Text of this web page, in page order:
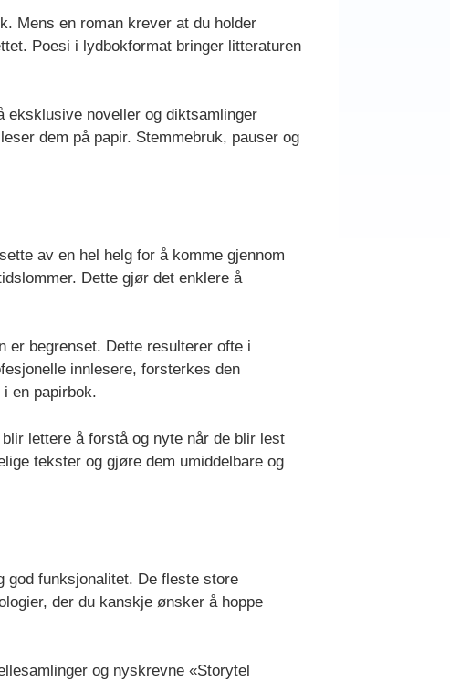
Mens en roman krever at du holder
Poesi i lydbokformat bringer litteraturen
eksklusive noveller og diktsamlinger
dem på papir. Stemmebruk, pauser og
av en hel helg for å komme gjennom
Dette gjør det enklere å
begrenset. Dette resulterer ofte i
innlesere, forsterkes den
en papirbok.
lettere å forstå og nyte når de blir lest
tekster og gjøre dem umiddelbare og
god funksjonalitet. De fleste store
der du kanskje ønsker å hoppe
og nyskrevne «Storytel